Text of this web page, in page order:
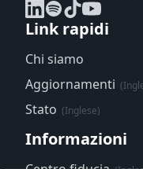
Link rapidi
Chi siamo
Aggiornamenti
Stato (Inglese)
Informazioni